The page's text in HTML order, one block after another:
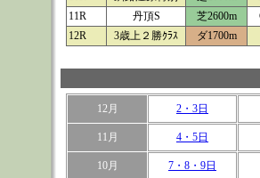
11R
丹頂S 芝2600m
12R
3歳上２勝ｸﾗｽ ダ1700m
12月 2・3日
11月 4・5日
10月 7・8・9日